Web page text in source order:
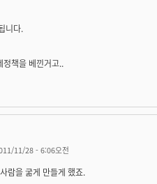
니다.
정책을 베낀거고..
11/28 - 6:06오전
람을 굶게 만들게 했죠.